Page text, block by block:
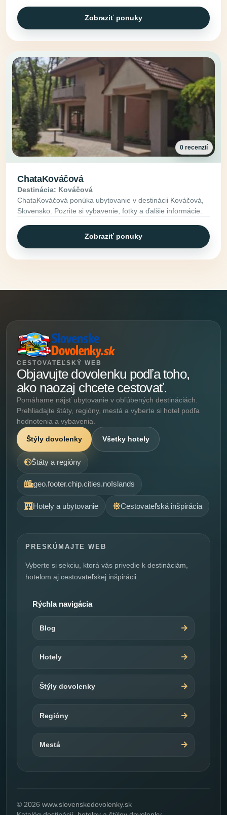
Zobraziť ponuky
0 recenzií
ChataKováčová
Destinácia: Kováčová
ChataKováčová ponúka ubytovanie v destinácii Kováčová,
Slovensko. Pozrite si vybavenie, fotky a ďalšie informácie.
Zobraziť ponuky
CESTOVATEĽSKÝ WEB
Objavujte dovolenku podľa toho,
ako naozaj chcete cestovať.
Pomáhame nájsť ubytovanie v obľúbených destináciách.
Prehliadajte štáty, regióny, mestá a vyberte si hotel podľa
hodnotenia a vybavenia.
Štýly dovolenky Všetky hotely
Štáty a regióny
geo.footer.chip.cities.noIslands
Hotely a ubytovanie Cestovateľská inšpirácia
PRESKÚMAJTE WEB
Vyberte si sekciu, ktorá vás privedie k destináciám,
hotelom aj cestovateľskej inšpirácii.
Rýchla navigácia
Blog
Hotely
Štýly dovolenky
Regióny
Mestá
© 2026 www.slovenskedovolenky.sk